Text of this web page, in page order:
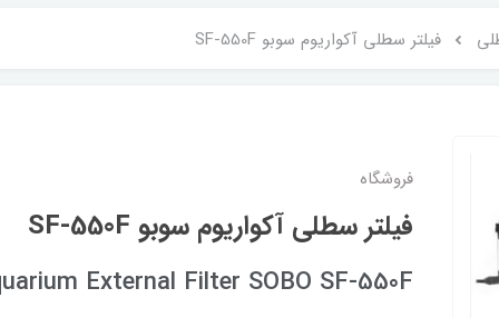
فیلتر سطلی آکواریوم سوبو SF-550F
فروشگاه
فیلتر سطلی آکواریوم سوبو SF-550F
External Filter SOBO SF-550F